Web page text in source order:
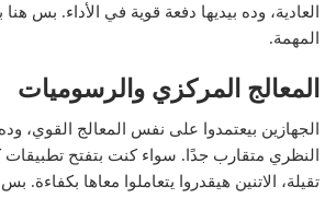
العادية، وده بيديها دفعة قوية في الأداء. بس
المهمة.
المعالج المركزي والرسوميات
الجهازين بيعتمدوا على نفس المعالج القوي، وده
النظري متقارب جدًا. سواء كنت بتفتح تطبيقات
تقيلة، الاتنين هيقدروا يتعاملوا معاها بكفاءة.